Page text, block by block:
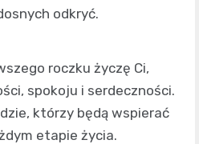
odkryć.
roczku życzę Ci,
spokoju i serdeczności.
którzy będą wspierać
etapie życia.